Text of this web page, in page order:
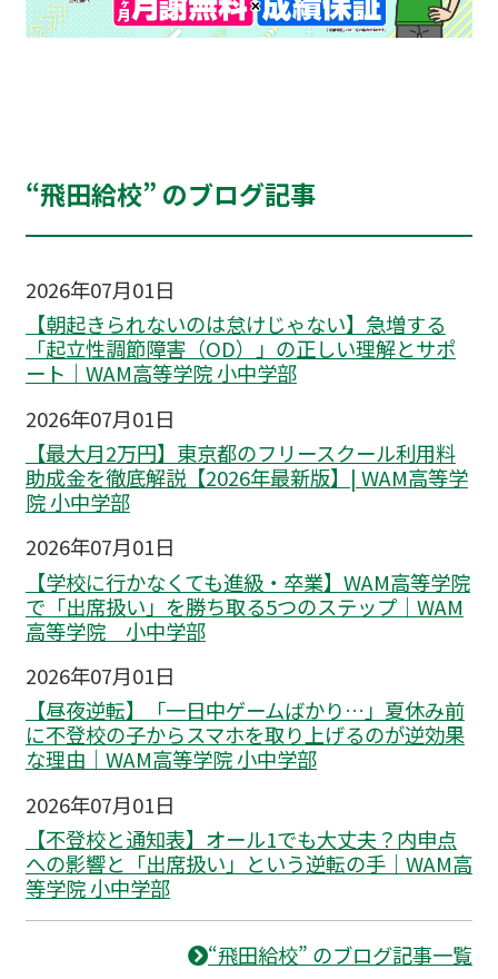
“飛田給校” のブログ記事
2026年07月01日
【朝起きられないのは怠けじゃない】急増する
「起立性調節障害（OD）」の正しい理解とサポ
ート｜WAM高等学院 小中学部
2026年07月01日
【最大月2万円】東京都のフリースクール利用料
助成金を徹底解説【2026年最新版】| WAM高等学
院 小中学部
2026年07月01日
【学校に行かなくても進級・卒業】WAM高等学院
で「出席扱い」を勝ち取る5つのステップ｜WAM
高等学院 小中学部
2026年07月01日
【昼夜逆転】「一日中ゲームばかり…」夏休み前
に不登校の子からスマホを取り上げるのが逆効果
な理由｜WAM高等学院 小中学部
2026年07月01日
【不登校と通知表】オール1でも大丈夫？内申点
への影響と「出席扱い」という逆転の手｜WAM高
等学院 小中学部
“飛田給校” のブログ記事一覧